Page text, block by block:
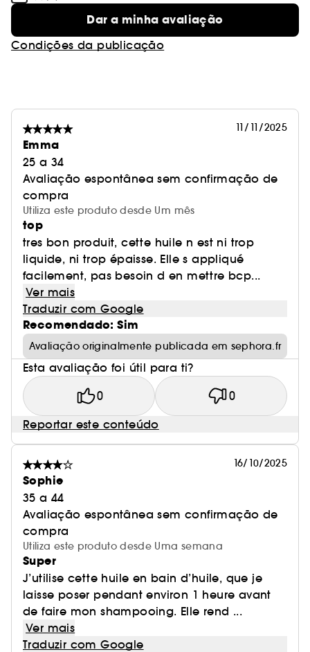
Dar a minha avaliação
Condições da publicação
11/11/2025
Emma
25 a 34
Avaliação espontânea sem confirmação de
compra
Utiliza este produto desde Um mês
top
tres bon produit, cette huile n est ni trop
liquide, ni trop épaisse. Elle s appliqué
facilement, pas besoin d en mettre bcp...
Ver mais
Traduzir com Google
Recomendado: Sim
Avaliação originalmente publicada em sephora.fr
Esta avaliação foi útil para ti?
0 0
Reportar este conteúdo
16/10/2025
Sophie
35 a 44
Avaliação espontânea sem confirmação de
compra
Utiliza este produto desde Uma semana
Super
J’utilise cette huile en bain d’huile, que je
laisse poser pendant environ 1 heure avant
de faire mon shampooing. Elle rend ...
Ver mais
Traduzir com Google